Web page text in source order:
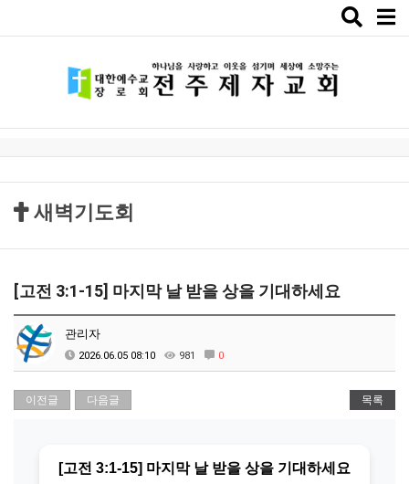
Toggle
새벽기도회
[고전 3:1-15] 마지막 날 받을 상을 기대하세요
관리자
2026.06.05 08:10 981 0
이전글 다음글 목록